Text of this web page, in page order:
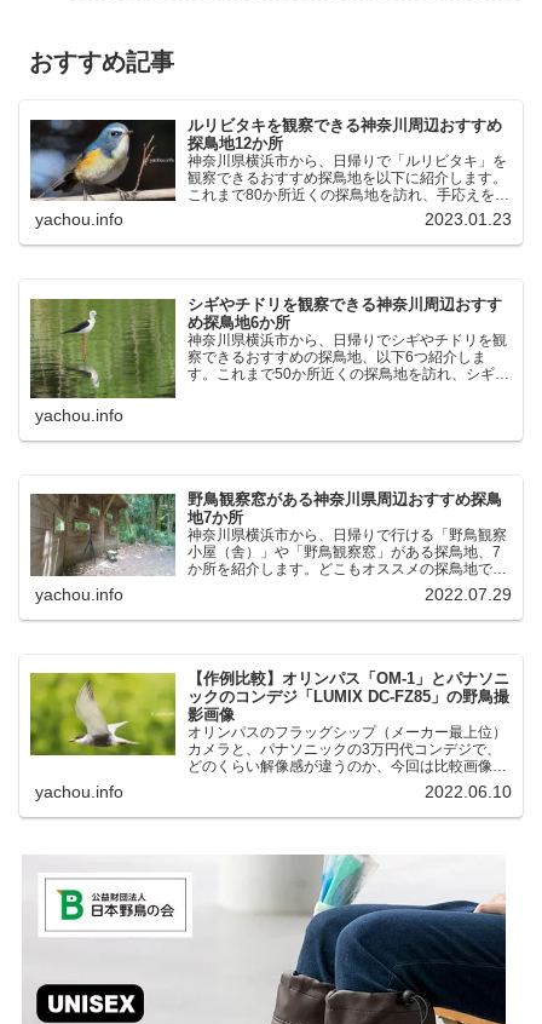
おすすめ記事
ルリビタキを観察できる神奈川周辺おすすめ
探鳥地12か所
神奈川県横浜市から、日帰りで「ルリビタキ」を
観察できるおすすめ探鳥地を以下に紹介します。
これまで80か所近くの探鳥地を訪れ、手応えを感
じた場所です。以下、★ が多いほど観察しやす
く、出現頻度が高いと感じた場所です。 北本自然
観察公園：埼玉県...
yachou.info 2023.01.23
シギやチドリを観察できる神奈川周辺おすす
め探鳥地6か所
神奈川県横浜市から、日帰りでシギやチドリを観
察できるおすすめの探鳥地、以下6つ紹介しま
す。これまで50か所近くの探鳥地を訪れ、シギや
yachou.info
野鳥観察窓がある神奈川県周辺おすすめ探鳥
地7か所
神奈川県横浜市から、日帰りで行ける「野鳥観察
小屋（舎）」や「野鳥観察窓」がある探鳥地、7
か所を紹介します。どこもオススメの探鳥地で
す。実際に訪れてみると、野山にいる野鳥、海や
湖にいる野鳥それぞれ違う観察になりました。街
中にあり、電車で行ける...
yachou.info 2022.07.29
【作例比較】オリンパス「OM-1」とパナソニ
ックのコンデジ「LUMIX DC-FZ85」の野鳥撮
影画像
オリンパスのフラッグシップ（メーカー最上位）
カメラと、パナソニックの3万円代コンデジで、
どのくらい解像感が違うのか、今回は比較画像を
紹介します。私はコンデジを愛用しているのです
が、相棒がオリンパス「OM-1」を使い始めたと
ころ、同じ被写体で...
yachou.info 2022.06.10